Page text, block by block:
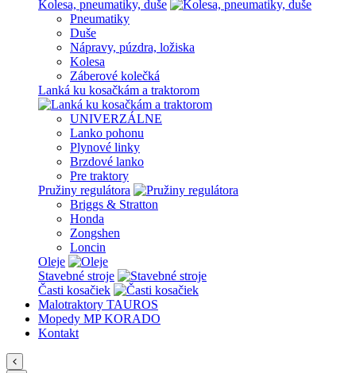
Kolesa, pneumatiky, duše
Pneumatiky
Duše
Nápravy, púzdra, ložiska
Kolesa
Záberové kolečká
Lanká ku kosačkám a traktorom
UNIVERZÁLNE
Lanko pohonu
Plynové linky
Brzdové lanko
Pre traktory
Pružiny regulátora
Briggs & Stratton
Honda
Zongshen
Loncin
Oleje
Stavebné stroje
Časti kosačiek
Malotraktory TAUROS
Mopedy MP KORADO
Kontakt